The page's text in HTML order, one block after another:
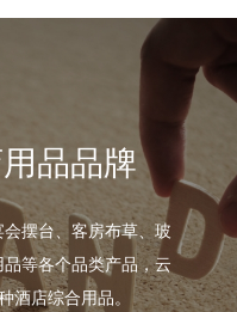
品品牌
摆台、客房布草、玻
等各个品类产品，云
酒店综合用品。